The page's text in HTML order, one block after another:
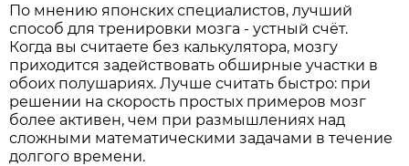
По мнению японских специалистов, лучший
способ для тренировки мозга - устный счёт.
Когда вы считаете без калькулятора, мозгу
приходится задействовать обширные участки в
обоих полушариях. Лучше считать быстро: при
решении на скорость простых примеров мозг
более активен, чем при размышлениях над
сложными математическими задачами в течение
долгого времени.